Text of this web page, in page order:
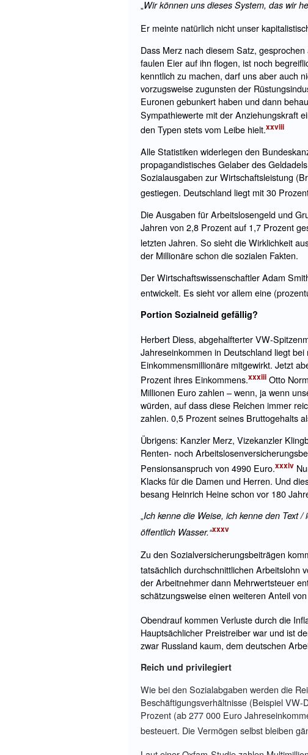
Wir können uns dieses System, das wir
Er meinte natürlich nicht unser
Dass Merz nach diesem Satz,
faulen Eier auf ihn flogen, ist noch
kenntlich zu machen, darf uns aber auch
vorzugsweise zugunsten der
Euronen gebunkert haben und dann
Sympathiewerte mit der Anziehungskraft
den Typen stets vom Leibe hielt.xxviii
Alle Statistiken widerlegen den
propagandistisches Gelaber des
Sozialausgaben zur Wirtschaftsleistung
gestiegen. Deutschland liegt mit 30
Die Ausgaben für Arbeitslosengeld und
Jahren von 2,8 Prozent auf 1,7 Prozent
letzten Jahren. So sieht die Wirklichkeit
der Millionäre schon die sozialen Fakten.
Der Wirtschaftswissenschaftler Adam
entwickelt. Es sieht vor allem eine
Portion Sozialneid gefällig?
Herbert Diess, abgehalfterter VW-
Jahreseinkommen in Deutschland liegt
Einkommensmillionäre mitgewirkt. Jetzt
Prozent ihres Einkommens.xxxiii Otto
Millionen Euro zahlen – wenn, ja wenn
würden, auf dass diese Reichen immer
zahlen. 0,5 Prozent seines Bruttogehalts
Übrigens: Kanzler Merz, Vizekanzler
Renten- noch
Pensionsanspruch von 4990 Euro.xxxiv
Klacks für die Damen und Herren. Und
besang Heinrich Heine schon vor 180
Ich kenne die Weise, ich kenne den Text
öffentlich Wasser.“xxxv
Zu den Sozialversicherungsbeiträgen
tatsächlich durchschnittlichen Arbeitslohn
der Arbeitnehmer dann Mehrwertsteuer
schätzungsweise einen weiteren Anteil
Obendrauf kommen Verluste durch die
Hauptsächlicher Preistreiber war und ist
zwar Russland kaum, dem deutschen
Reich und privilegiert
Wie bei den Sozialabgaben werden die
Beschäftigungsverhältnisse (Beispiel
Prozent (ab 277 000 Euro
besteuert. Die Vermögen selbst bleiben